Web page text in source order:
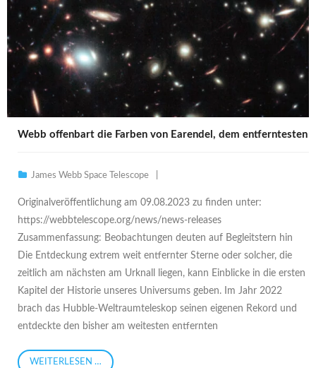
Webb offenbart die Farben von Earendel, dem entferntesten
James Webb Space Telescope
Originalveröffentlichung am 09.08.2023 zu finden unter:
https://webbtelescope.org/news/news-releases
Zusammenfassung: Beobachtungen deuten auf Begleitstern hin
Die Entdeckung extrem weit entfernter Sterne oder solcher, die
zeitlich am nächsten am Urknall liegen, kann Einblicke in die ersten
Kapitel der Historie unseres Universums geben. Im Jahr 2022
brach das Hubble-Weltraumteleskop seinen eigenen Rekord und
entdeckte den bisher am weitesten entfernten
WEITERLESEN …